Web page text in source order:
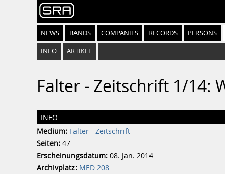
NEWS BANDS COMPANIES RECORDS PERSONS
INFO ARTIKEL
Falter - Zeitschrift 1/14:
INFO
Medium: Falter - Zeitschrift
Seiten: 47
Erscheinungsdatum: 08. Jan. 2014
Archivplatz: MED 208